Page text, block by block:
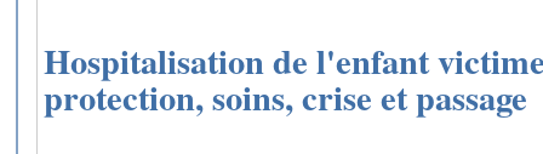
Hospitalisation de l'enfant
protection, soins, crise et passage